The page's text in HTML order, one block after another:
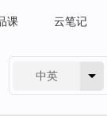
课 云笔记
中英